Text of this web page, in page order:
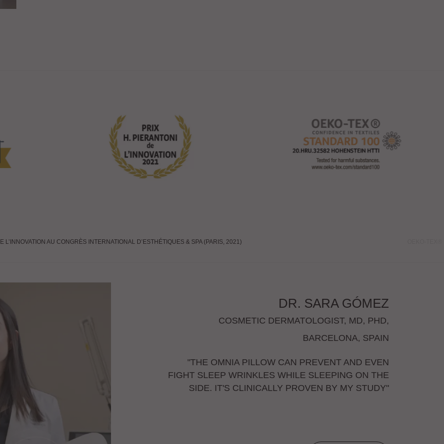
L’INNOVATION AU CONGRÈS INTERNATIONAL D’ESTHÉTIQUES & SPA (PARIS, 2021)
DR. SARA GÓMEZ
COSMETIC DERMATOLOGIST, MD, PHD,
BARCELONA, SPAIN
"THE OMNIA PILLOW CAN PREVENT AND EVEN
FIGHT SLEEP WRINKLES WHILE SLEEPING ON THE
SIDE. IT'S CLINICALLY PROVEN BY MY STUDY"